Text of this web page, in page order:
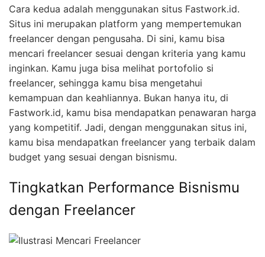
Cara kedua adalah menggunakan situs Fastwork.id.
Situs ini merupakan platform yang mempertemukan
freelancer dengan pengusaha. Di sini, kamu bisa
mencari freelancer sesuai dengan kriteria yang kamu
inginkan. Kamu juga bisa melihat portofolio si
freelancer, sehingga kamu bisa mengetahui
kemampuan dan keahliannya. Bukan hanya itu, di
Fastwork.id, kamu bisa mendapatkan penawaran harga
yang kompetitif. Jadi, dengan menggunakan situs ini,
kamu bisa mendapatkan freelancer yang terbaik dalam
budget yang sesuai dengan bisnismu.
Tingkatkan Performance Bisnismu
dengan Freelancer